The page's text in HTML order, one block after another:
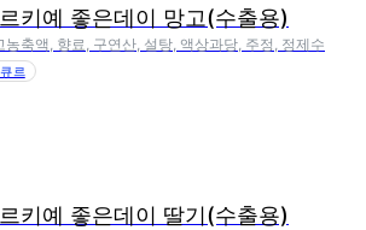
키예 좋은데이 망고(수출용)
농축액, 향료, 구연산, 설탕, 액상과당, 주정, 정제수
르
키예 좋은데이 딸기(수출용)